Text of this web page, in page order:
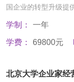
国企业的转型升级提
学制： 一年
学费： 69800元
北京大学企业家经